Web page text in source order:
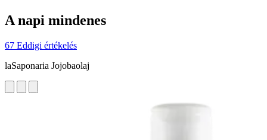
A napi mindenes
67 Eddigi értékelés
laSaponaria Jojobaolaj